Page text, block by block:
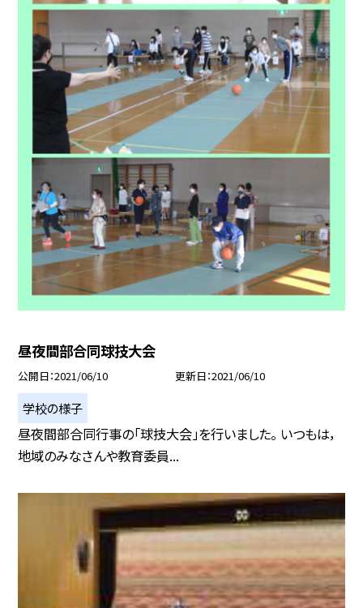
昼夜間部合同球技大会
公開日 2021/06/10 更新日 2021/06/10
学校の様子
昼夜間部合同行事の「球技大会」を行いました。 いつもは，
地域のみなさんや教育委員...